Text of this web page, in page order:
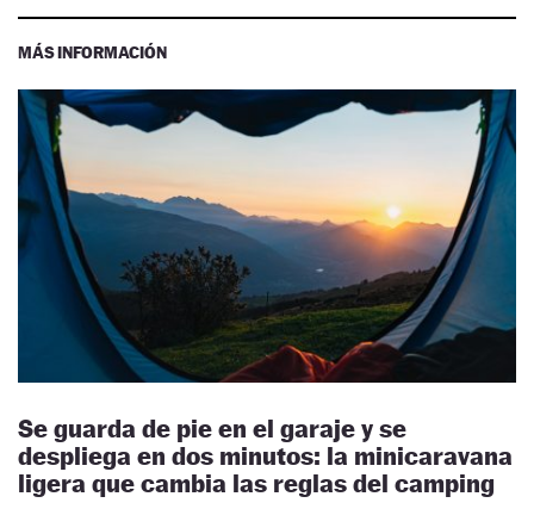
MÁS INFORMACIÓN
Se guarda de pie en el garaje y se
despliega en dos minutos: la minicaravana
ligera que cambia las reglas del camping